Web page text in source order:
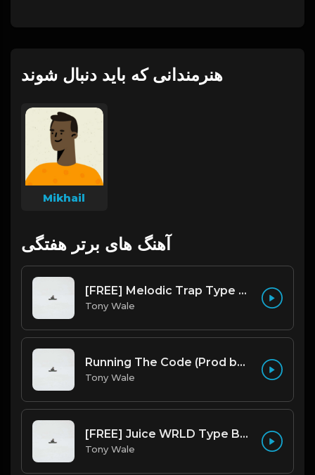
هنرمندانی که باید دنبال شوند
Mikhail
آهنگ های برتر هفتگی
[FREE] Melodic Trap Type Beat - After Hours - bmin 95 (Prod. Cypher X Tony Wale)
Tony Wale
Running The Code (Prod by Tony Wale)
Tony Wale
[FREE] Juice WRLD Type Beat - Lucid Piano (Prod by Tony Wale)
Tony Wale